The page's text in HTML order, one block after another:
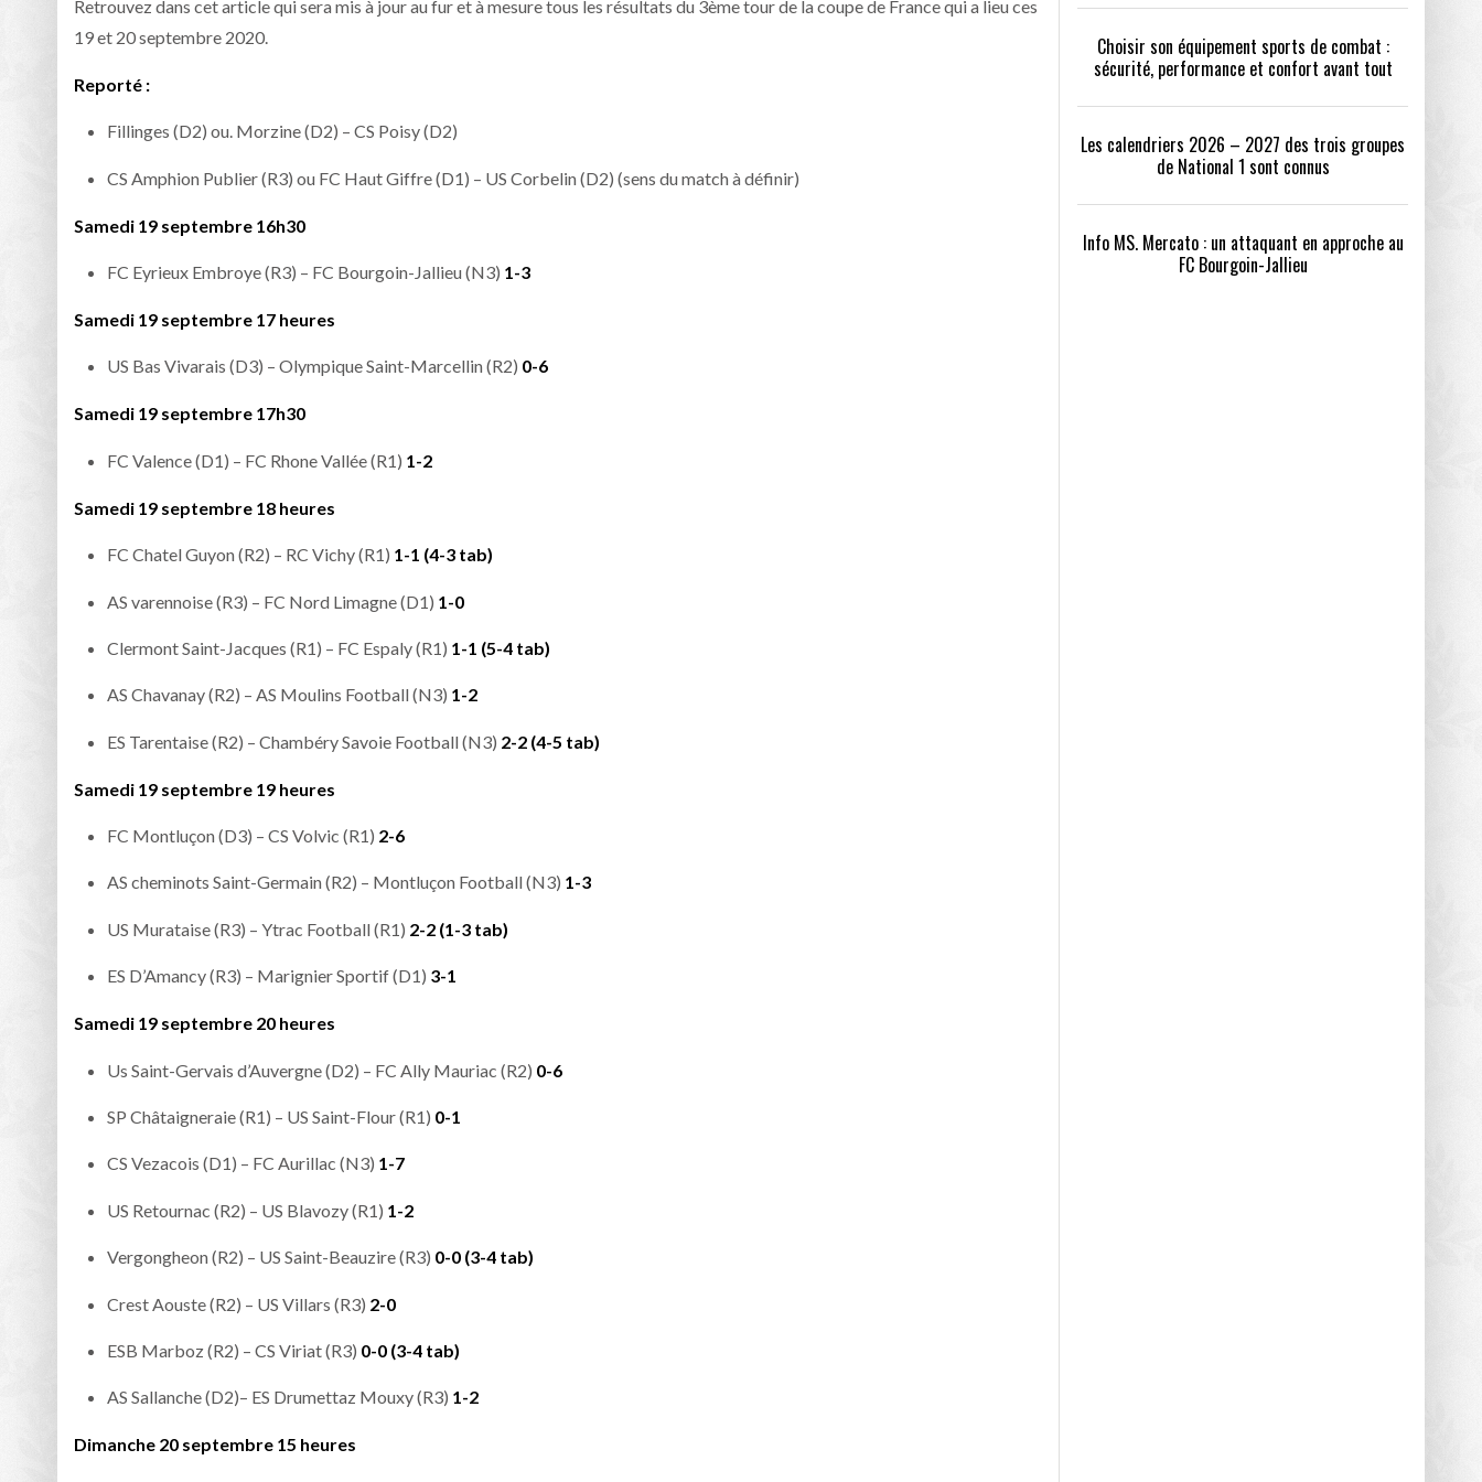
Retrouvez dans cet article qui sera mis à jour au fur et à mesure tous les résultats du 3ème tour de la coupe de France qui a lieu ces
19 et 20 septembre 2020.
Reporté :
Fillinges (D2) ou. Morzine (D2) – CS Poisy (D2)
CS Amphion Publier (R3) ou FC Haut Giffre (D1) – US Corbelin (D2) (sens du match à définir)
Samedi 19 septembre 16h30
FC Eyrieux Embroye (R3) – FC Bourgoin-Jallieu (N3) 1-3
Samedi 19 septembre 17 heures
US Bas Vivarais (D3) – Olympique Saint-Marcellin (R2) 0-6
Samedi 19 septembre 17h30
FC Valence (D1) – FC Rhone Vallée (R1) 1-2
Samedi 19 septembre 18 heures
FC Chatel Guyon (R2) – RC Vichy (R1) 1-1 (4-3 tab)
AS varennoise (R3) – FC Nord Limagne (D1) 1-0
Clermont Saint-Jacques (R1) – FC Espaly (R1) 1-1 (5-4 tab)
AS Chavanay (R2) – AS Moulins Football (N3) 1-2
ES Tarentaise (R2) – Chambéry Savoie Football (N3) 2-2 (4-5 tab)
Samedi 19 septembre 19 heures
FC Montluçon (D3) – CS Volvic (R1) 2-6
AS cheminots Saint-Germain (R2) – Montluçon Football (N3) 1-3
US Murataise (R3) – Ytrac Football (R1) 2-2 (1-3 tab)
ES D’Amancy (R3) – Marignier Sportif (D1) 3-1
Samedi 19 septembre 20 heures
Us Saint-Gervais d’Auvergne (D2) – FC Ally Mauriac (R2) 0-6
SP Châtaigneraie (R1) – US Saint-Flour (R1) 0-1
CS Vezacois (D1) – FC Aurillac (N3) 1-7
US Retournac (R2) – US Blavozy (R1) 1-2
Vergongheon (R2) – US Saint-Beauzire (R3) 0-0 (3-4 tab)
Crest Aouste (R2) – US Villars (R3) 2-0
ESB Marboz (R2) – CS Viriat (R3) 0-0 (3-4 tab)
AS Sallanche (D2)– ES Drumettaz Mouxy (R3) 1-2
Dimanche 20 septembre 15 heures
Choisir son équipement sports de combat :
sécurité, performance et confort avant tout
Les calendriers 2026 – 2027 des trois groupes
de National 1 sont connus
Info MS. Mercato : un attaquant en approche au
FC Bourgoin-Jallieu